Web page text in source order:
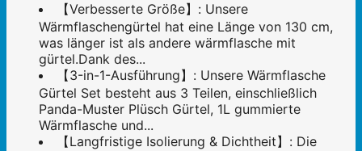
【Verbesserte Größe】: Unsere
Wärmflaschengürtel hat eine Länge von 130 cm,
was länger ist als andere wärmflasche mit
gürtel.Dank des...
【3-in-1-Ausführung】: Unsere Wärmflasche
Gürtel Set besteht aus 3 Teilen, einschließlich
Panda-Muster Plüsch Gürtel, 1L gummierte
Wärmflasche und...
【Langfristige Isolierung & Dichtheit】: Die